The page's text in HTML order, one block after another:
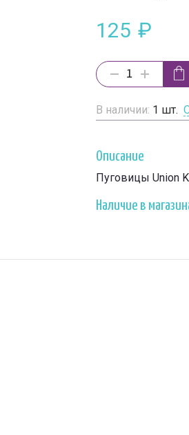
125 ₽
В наличии: 1 шт.
Описание
Пуговицы Union
Наличие в